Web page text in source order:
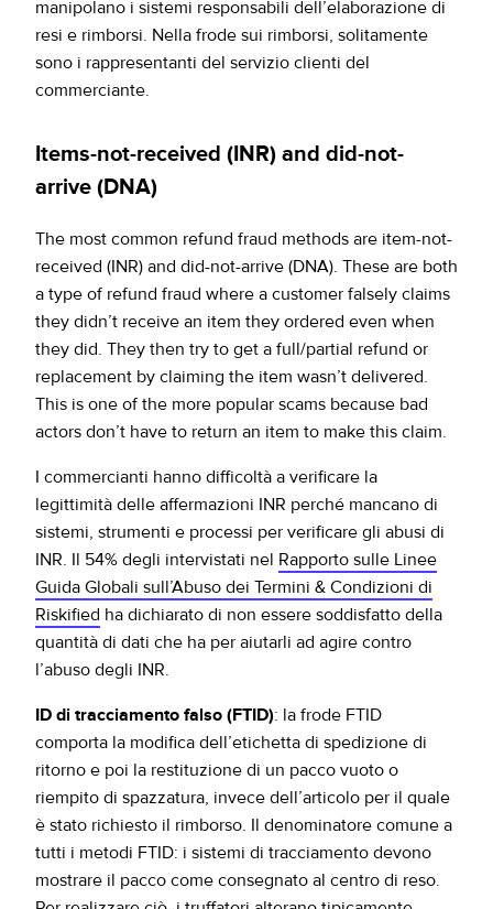
manipolano i sistemi responsabili dell’elaborazione di
resi e rimborsi. Nella frode sui rimborsi, solitamente
sono i rappresentanti del servizio clienti del
commerciante.
Items-not-received (INR) and did-not-
arrive (DNA)
The most common refund fraud methods are item-not-
received (INR) and did-not-arrive (DNA). These are both
a type of refund fraud where a customer falsely claims
they didn’t receive an item they ordered even when
they did. They then try to get a full/partial refund or
replacement by claiming the item wasn’t delivered.
This is one of the more popular scams because bad
actors don’t have to return an item to make this claim.
I commercianti hanno difficoltà a verificare la
legittimità delle affermazioni INR perché mancano di
sistemi, strumenti e processi per verificare gli abusi di
INR. Il 54% degli intervistati nel Rapporto sulle Linee
Guida Globali sull’Abuso dei Termini & Condizioni di
Riskified ha dichiarato di non essere soddisfatto della
quantità di dati che ha per aiutarli ad agire contro
l’abuso degli INR.
ID di tracciamento falso (FTID): la frode FTID
comporta la modifica dell’etichetta di spedizione di
ritorno e poi la restituzione di un pacco vuoto o
riempito di spazzatura, invece dell’articolo per il quale
è stato richiesto il rimborso. Il denominatore comune a
tutti i metodi FTID: i sistemi di tracciamento devono
mostrare il pacco come consegnato al centro di reso.